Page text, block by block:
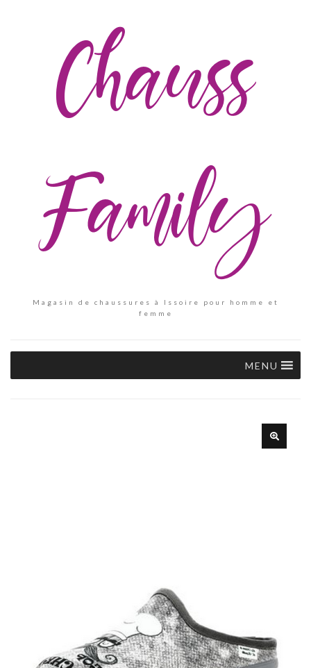
Chauss
Family
Magasin de chaussures à Issoire pour homme et
femme
MENU